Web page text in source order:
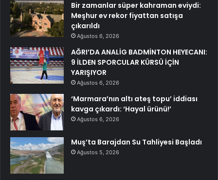
Bir zamanlar süper kahraman eviydi:
Meşhur ev rekor fiyattan satışa
çıkarıldı
Ağustos 6, 2026
AĞRI’DA ANALİG BADMİNTON HEYECANI:
9 İLDEN SPORCULAR KÜRSÜ İÇİN
YARIŞIYOR
Ağustos 6, 2026
‘Marmara’nın altı ateş topu’ iddiası
kavga çıkardı: ‘Hayal ürünü!’
Ağustos 6, 2026
Muş’ta Barajdan Su Tahliyesi Başladı
Ağustos 5, 2026